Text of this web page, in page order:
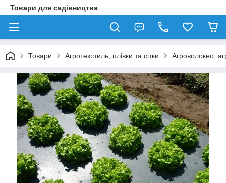
Товари для садівництва
Товари Агротекстиль, плівки та сітки Агроволокно,